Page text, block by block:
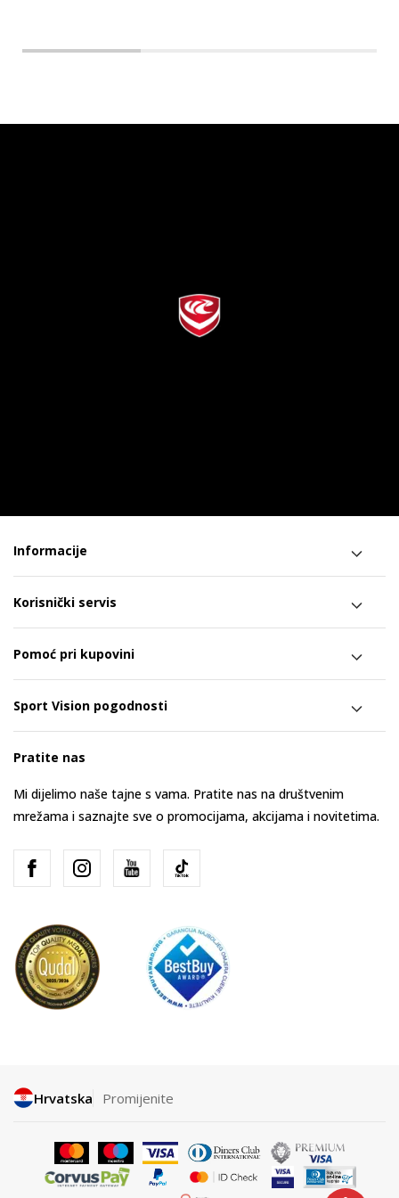
Informacije
Korisnički servis
Pomoć pri kupovini
Sport Vision pogodnosti
Pratite nas
Mi dijelimo naše tajne s vama. Pratite nas na društvenim
mrežama i saznajte sve o promocijama, akcijama i novitetima.
Hrvatska Promijenite